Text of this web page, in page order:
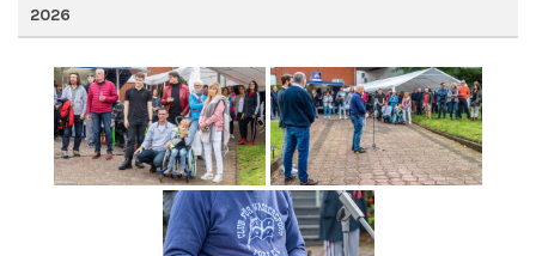
2026